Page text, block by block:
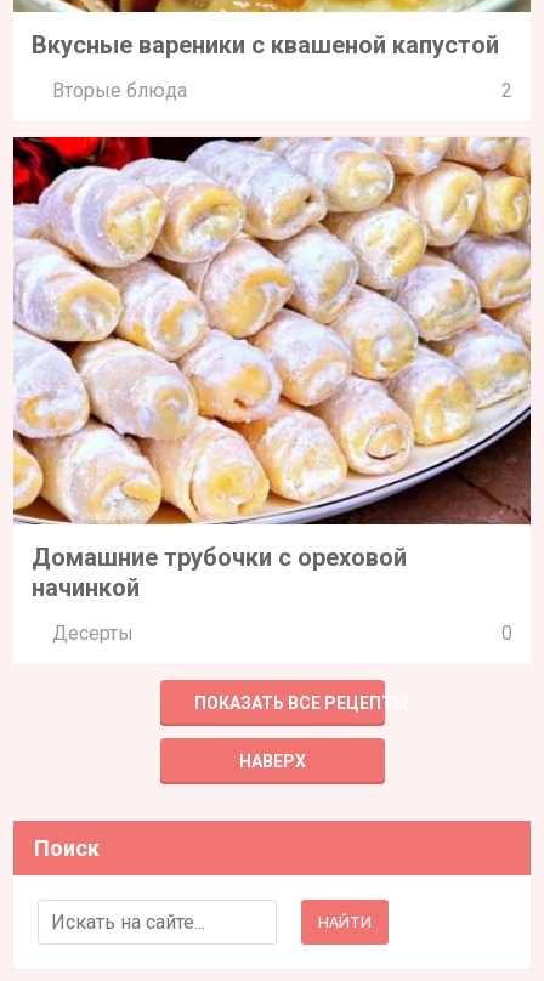
Вкусные вареники с квашеной капустой
Вторые блюда 2
Домашние трубочки с ореховой
начинкой
Десерты 0
ПОКАЗАТЬ ВСЕ РЕЦЕПТЫ
НАВЕРХ
Поиск
Search for: